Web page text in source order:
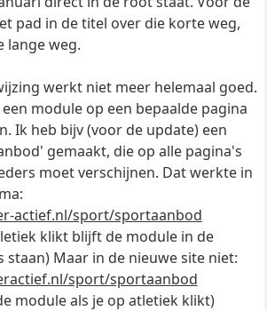
pad in de titel over die korte weg,
lange weg.
werkt niet meer helemaal goed.
module op een bepaalde pagina
Ik heb bijv (voor de update) een
gemaakt, die op alle pagina's
moet verschijnen. Dat werkte in
actief.nl/sport/sportaanbod
klikt blijft de module in de
staan) Maar in de nieuwe site niet:
sport/sportaanbod
module als je op atletiek klikt)